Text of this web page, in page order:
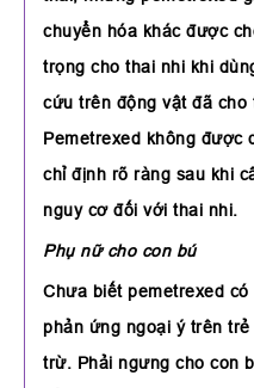
chuyển hóa khác được
trọng cho thai nhi khi
cứu trên động vật đã cho
Pemetrexed không được
chỉ định rõ ràng sau khi
nguy cơ đối với thai nhi.
Phụ nữ cho con bú
Chưa biết pemetrexed
phản ứng ngoại ý trên
trừ. Phải ngưng cho con